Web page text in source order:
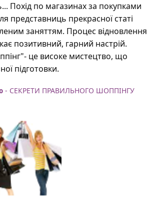
Похід по магазинах за покупками
представниць прекрасної статі
заняттям. Процес відновлення
позитивний, гарний настрій.
це високе мистецтво, що
підготовки.
- СЕКРЕТИ ПРАВИЛЬНОГО ШОППІНГУ